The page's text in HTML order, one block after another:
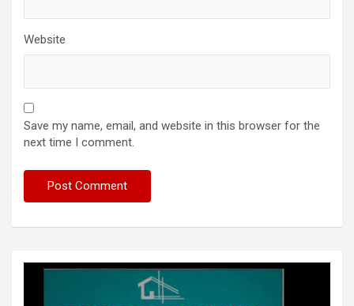
Website
Save my name, email, and website in this browser for the
next time I comment.